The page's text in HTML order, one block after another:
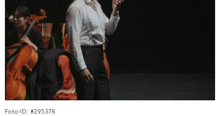
Foto-ID: #295378